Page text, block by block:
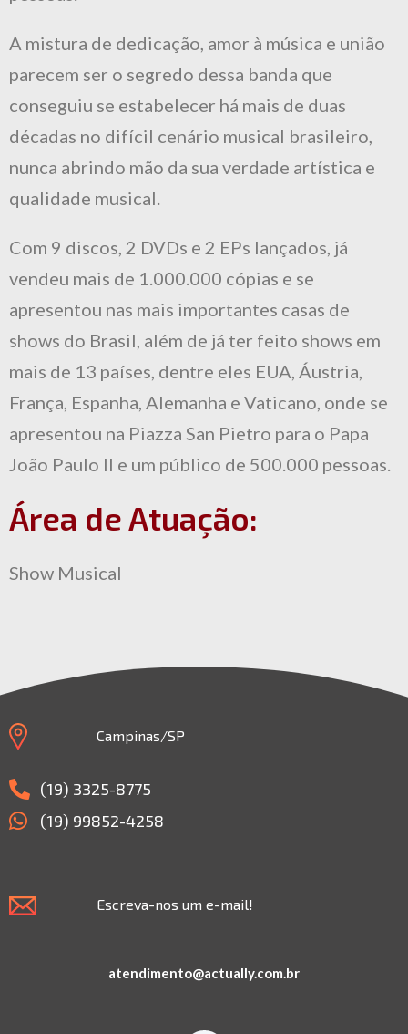
A mistura de dedicação, amor à música e união
parecem ser o segredo dessa banda que
conseguiu se estabelecer há mais de duas
décadas no difícil cenário musical brasileiro,
nunca abrindo mão da sua verdade artística e
qualidade musical.
Com 9 discos, 2 DVDs e 2 EPs lançados, já
vendeu mais de 1.000.000 cópias e se
apresentou nas mais importantes casas de
shows do Brasil, além de já ter feito shows em
mais de 13 países, dentre eles EUA, Áustria,
França, Espanha, Alemanha e Vaticano, onde se
apresentou na Piazza San Pietro para o Papa
João Paulo II e um público de 500.000 pessoas.
Área de Atuação:
Show Musical
Campinas/SP
(19) 3325-8775
(19) 99852-4258
Escreva-nos um e-mail!
atendimento@actually.com.br